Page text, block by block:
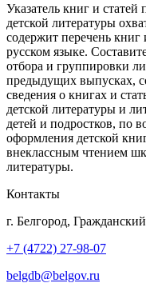
Указатель книг и
детской литературы
содержит перечень
русском языке.
отбора и группировки
предыдущих выпусках,
сведения о книгах и
детской литературы и
детей и подростков, по
оформления детской
внеклассным чтением
литературы.
Контакты
г. Белгород,
+7 (4722) 27-98-07
belgdb@belgov.ru